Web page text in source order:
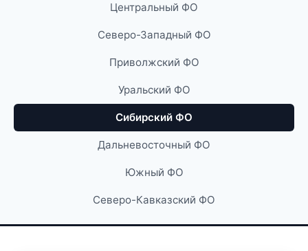
Центральный ФО
Северо-Западный ФО
Приволжский ФО
Уральский ФО
Сибирский ФО
Дальневосточный ФО
Южный ФО
Северо-Кавказский ФО